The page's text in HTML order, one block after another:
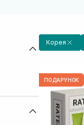
Корея
ПОДАРУНОК